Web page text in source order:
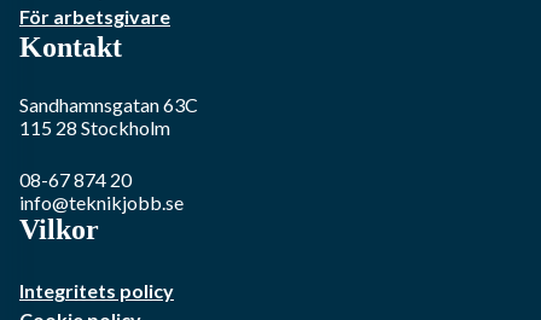
För arbetsgivare
Kontakt
Sandhamnsgatan 63C
115 28 Stockholm
08-67 874 20
info@teknikjobb.se
Vilkor
Integritets policy